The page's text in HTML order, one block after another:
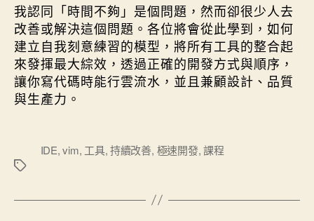
我認同「時間不夠」是個問題，然而卻很少人去
改善或解決這個問題。各位將會從此學到，如何
建立自我刻意練習的模型，將所有工具的整合起
來發揮最大綜效，透過正確的開發方式與順序，
讓你寫代碼時能行雲流水，並且兼顧設計、品質
與生產力。
IDE,vim, 工具,持續改善, 極速開發,課程